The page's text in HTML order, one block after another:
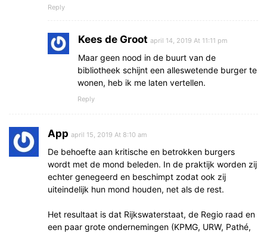
Reply
Kees de Groot april 14, 2019 At 11:11 pm
Maar geen nood in de buurt van de
bibliotheek schijnt een alleswetende burger te
wonen, heb ik me laten vertellen.
Reply
App april 15, 2019 At 8:10 am
De behoefte aan kritische en betrokken burgers
wordt met de mond beleden. In de praktijk worden zij
echter genegeerd en beschimpt zodat ook zij
uiteindelijk hun mond houden, net als de rest.
Het resultaat is dat Rijkswaterstaat, de Regio raad en
een paar grote ondernemingen (KPMG, URW, Pathé,